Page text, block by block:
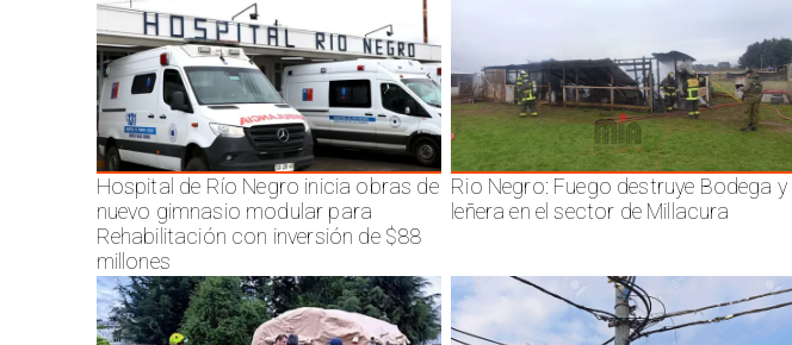
Hospital de Río Negro inicia obras de
nuevo gimnasio modular para
Rehabilitación con inversión de $88
millones
Rio Negro: Fuego destruye Bodega y
leñera en el sector de Millacura